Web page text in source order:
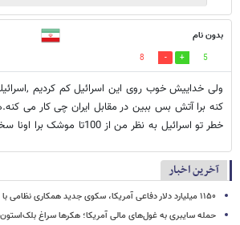
بدون نام
5
8
ولی خداییش خوب روی این اسرائیل کم کردیم
کنه برا آتش بس ببین در مقابل ایران چی کار می
خطر تو اسرائیل به نظر من از 100تا موشک برا اونا سختتره.
آخرین اخبار
۱۱۵۰ میلیارد دلار دفاعی آمریکا، سکوی جدید همکاری نظامی با اسرائیل؟
حمله سایبری به غول‌های مالی آمریکا؛ هکرها سراغ بلک‌استون